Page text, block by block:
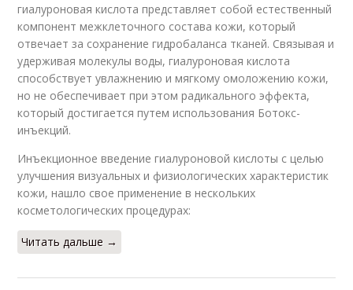
гиалуроновая кислота представляет собой естественный
компонент межклеточного состава кожи, который
отвечает за сохранение гидробаланса тканей. Связывая и
удерживая молекулы воды, гиалуроновая кислота
способствует увлажнению и мягкому омоложению кожи,
но не обеспечивает при этом радикального эффекта,
который достигается путем использования Ботокс-
инъекций.
Инъекционное введение гиалуроновой кислоты с целью
улучшения визуальных и физиологических характеристик
кожи, нашло свое применение в нескольких
косметологических процедурах:
Читать дальше →